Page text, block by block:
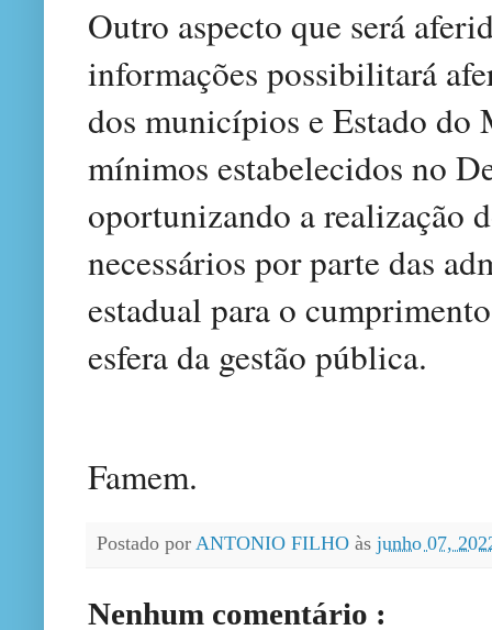
Outro aspecto que será
informações possibilitará
dos municípios e Estado do
mínimos estabelecidos no
oportunizando a realização
necessários por parte das
estadual para o
esfera da gestão pública.
Famem.
Postado por ANTONIO FILHO às junho 07,
Nenhum comentário :